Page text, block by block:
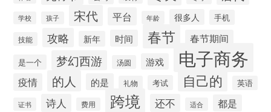
学校 孩子 宋代 平台 年龄 很多人 手机
技能 攻略 新年 时间 春节 春节期间
是一个 梦幻西游 汤圆 游戏 电子商务
疫情 的人 的是 礼物 考试 自己的 英语
证书 诗人 费用 跨境 还不 适合 都是